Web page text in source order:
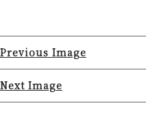
Previous Image
Next Image